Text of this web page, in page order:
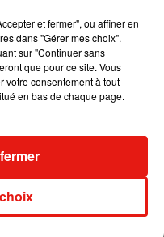
à 15h05 par Aurélie
et fermer", ou affiner en
dans "Gérer mes choix".
sur "Continuer sans
que pour ce site. Vous
votre consentement à tout
en bas de chaque page.